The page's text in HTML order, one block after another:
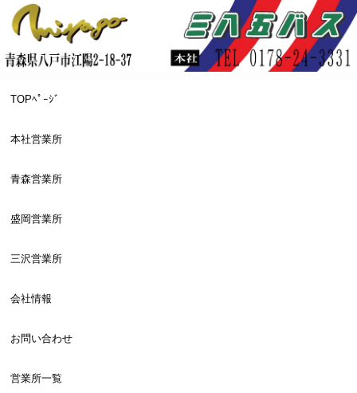
TOPﾍﾟｰｼﾞ
本社営業所
青森営業所
盛岡営業所
三沢営業所
会社情報
お問い合わせ
営業所一覧